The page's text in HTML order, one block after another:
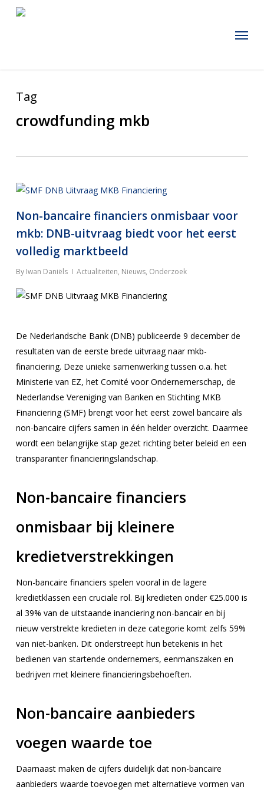
Menu
Tag
crowdfunding mkb
Non-bancaire financiers onmisbaar voor
mkb: DNB-uitvraag biedt voor het eerst
volledig marktbeeld
By Iwan Daniëls Actualiteiten, Nieuws, Onderzoek
De Nederlandsche Bank (DNB) publiceerde 9 december de
resultaten van de eerste brede uitvraag naar mkb-
financiering. Deze unieke samenwerking tussen o.a. het
Ministerie van EZ, het Comité voor Ondernemerschap, de
Nederlandse Vereniging van Banken en Stichting MKB
Financiering (SMF) brengt voor het eerst zowel bancaire als
non-bancaire cijfers samen in één helder overzicht. Daarmee
wordt een belangrijke stap gezet richting beter beleid en een
transparanter financieringslandschap.
Non-bancaire financiers
onmisbaar bij kleinere
kredietverstrekkingen
Non-bancaire financiers spelen vooral in de lagere
kredietklassen een cruciale rol. Bij kredieten onder €25.000 is
al 39% van de uitstaande inanciering non-bancair en bij
nieuw verstrekte kredieten in deze categorie komt zelfs 59%
van niet-banken. Dit onderstreept hun betekenis in het
bedienen van startende ondernemers, eenmanszaken en
bedrijven met kleinere financieringsbehoeften.
Non-bancaire aanbieders
voegen waarde toe
Daarnaast maken de cijfers duidelijk dat non-bancaire
aanbieders waarde toevoegen met alternatieve vormen van